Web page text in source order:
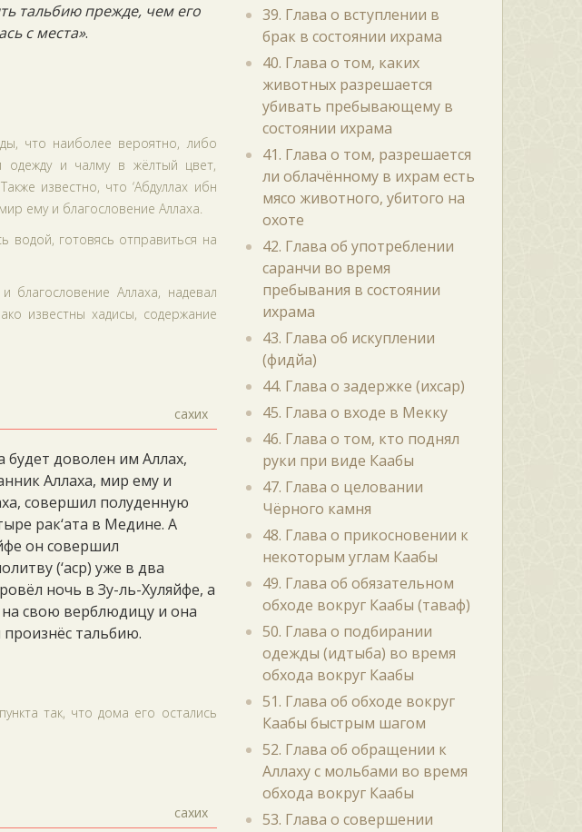
тальбию прежде, чем его
с места».
что наиболее вероятно, либо
одежду и чалму в жёлтый цвет,
известно, что ‘Абдуллах ибн
ему и благословение Аллаха.
водой, готовясь отправиться на
Аллаха, надевал
известны хадисы, содержание
сахих
будет доволен им Аллах,
Аллаха, мир ему и
совершил полуденную
рак‘ата в Медине. А
он совершил
(‘аср) уже в два
ночь в Зу-ль-Хуляйфе, а
на свою верблюдицу и она
тальбию.
так, что дома его остались
сахих
39. Глава о вступлении в
брак в состоянии ихрама
40. Глава о том, каких
животных разрешается
убивать пребывающему в
состоянии ихрама
41. Глава о том, разрешается
ли облачённому в ихрам есть
мясо животного, убитого на
охоте
42. Глава об употреблении
саранчи во время
пребывания в состоянии
ихрама
43. Глава об искуплении
(фидйа)
44. Глава о задержке (ихсар)
45. Глава о входе в Мекку
46. Глава о том, кто поднял
руки при виде Каабы
47. Глава о целовании
Чёрного камня
48. Глава о прикосновении к
некоторым углам Каабы
49. Глава об обязательном
обходе вокруг Каабы (таваф)
50. Глава о подбирании
одежды (идтыба) во время
обхода вокруг Каабы
51. Глава об обходе вокруг
Каабы быстрым шагом
52. Глава об обращении к
Аллаху с мольбами во время
обхода вокруг Каабы
53. Глава о совершении